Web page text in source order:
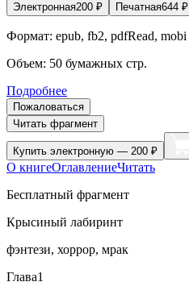
Электронная200 ₽ Печатная644 ₽
Формат: epub, fb2, pdfRead, mobi
Объем: 50 бумажных стр.
Подробнее
Пожаловаться
Читать фрагмент
Купить электронную — 200 ₽
О книгеОглавлениеЧитать
Бесплатный фрагмент
Крысиный лабиринт
фэнтези, хоррор, мрак
Глава1